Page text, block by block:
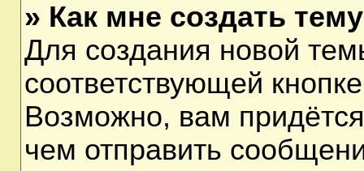
» Как мне создать
Для создания новой
соответствующей
Возможно, вам
чем отправить